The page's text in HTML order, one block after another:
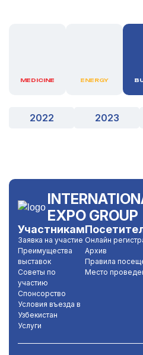
MEDICINE ENERGY
2022 2023
EXPO GROUP
Участникам
Заявка на участие
Преимущества
выставок
Советы по
участию
Спонсорство
Условия въезда в
Узбекистан
Услуги
Онлайн
Архив
Правила
Место